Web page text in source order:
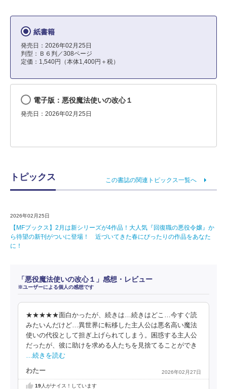
紙書籍
発売日：2026年02月25日
判型：Ｂ６判／308ページ
定価：1,540円（本体1,400円＋税）
電子版：悪役魔法使いの改心１
発売日：2026年02月25日
トピックス この書誌の関連トピックス一覧へ
2026年02月25日
【MFブックス】2月は新シリーズが4作品！大人気『回復職の悪役令嬢』か
ら待望の新刊がついに登場！ 近づいてきた春にぴったりの作品をあなた
に！
「悪役魔法使いの改心１」感想・レビュー
※ユーザーによる個人の感想です
★★★★★面白かったが、続きは…続きはどこ…今すぐ読
みたいんだけど…異世界に転移した主人公は悪名高い魔法
使いの代役として担ぎ上げられてしまう。困惑する主人公
だったが、彼に助けを求める人たちを見捨てることができ
…続きを読む
わたー 2026年02月27日
19人がナイス！しています